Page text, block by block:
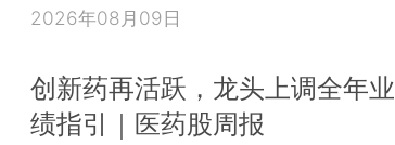
2026年08月09日
创新药再活跃，龙头上调全年业
绩指引｜医药股周报